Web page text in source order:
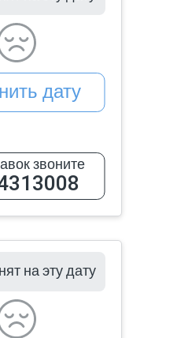
звоните
дату
на эту дату